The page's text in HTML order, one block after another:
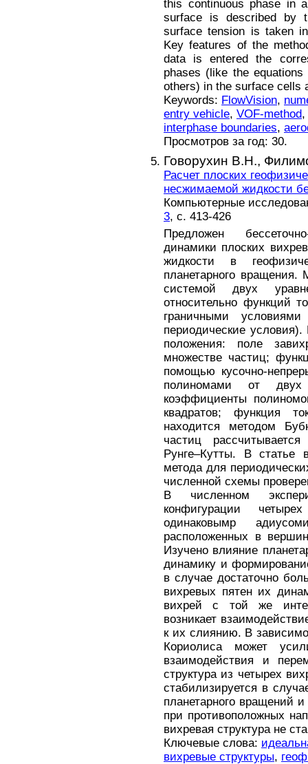
this continuous phase in
surface is described by
surface tension is taken
Key features of the
data is entered the
phases (like the
others) in the surface cells
Keywords: FlowVision,
entry vehicle, VOF-method,
interphase boundaries,
Просмотров за год: 30.
Говорухин В.Н.,
Расчет плоских
несжимаемой жидкости
Компьютерные
3, с. 413-426
Предложен
динамики плоских
жидкости в
планетарного вращения.
системой двух
относительно функций
граничными
периодические
положения: поле
множестве частиц;
помощью кусочно-
полиномами от двух
коэффициенты
квадратов; функция
находится методом
частиц
Рунге–Кутты. В статье
метода для
численной схемы
В численном
конфигурации
одинаковымр
расположенных в
Изучено влияние
динамику и
в случае достаточно
вихревых пятен их
вихрей с той же
возникает
к их слиянию. В
Кориолиса может
взаимодействия и
структура из четырех
стабилизируется в
планетарного вращений
при противоположных
вихревая структура не
Ключевые слова:
вихревые структуры,